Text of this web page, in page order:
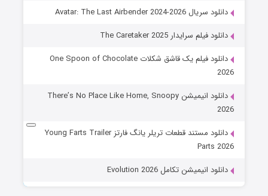
دانلود سریال Avatar: The Last Airbender 2024-2026
دانلود فیلم سرایدار The Caretaker 2025
دانلود فیلم یک قاشق شکلات One Spoon of Chocolate
2026
دانلود انیمیشن There’s No Place Like Home, Snoopy
2026
دانلود مستند قطعات تریلر یانگ فارتز Young Farts Trailer
Parts 2026
دانلود انیمیشن تکامل Evolution 2026